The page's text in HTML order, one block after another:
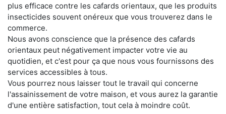
plus efficace contre les cafards orientaux, que les produits
insecticides souvent onéreux que vous trouverez dans le
commerce.
Nous avons conscience que la présence des cafards
orientaux peut négativement impacter votre vie au
quotidien, et c'est pour ça que nous vous fournissons des
services accessibles à tous.
Vous pourrez nous laisser tout le travail qui concerne
l'assainissement de votre maison, et vous aurez la garantie
d'une entière satisfaction, tout cela à moindre coût.